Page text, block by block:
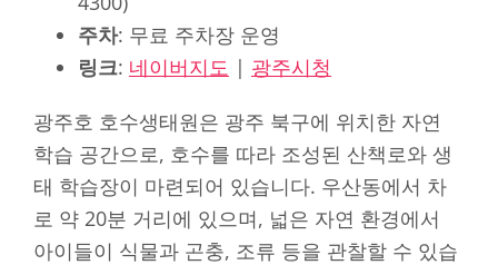
주차: 무료 주차장 운영
링크: 네이버지도 | 광주시청
광주호 호수생태원은 광주 북구에 위치한 자연
학습 공간으로, 호수를 따라 조성된 산책로와 생
태 학습장이 마련되어 있습니다. 우산동에서 차
로 약 20분 거리에 있으며, 넓은 자연 환경에서
아이들이 식물과 곤충, 조류 등을 관찰할 수 있습